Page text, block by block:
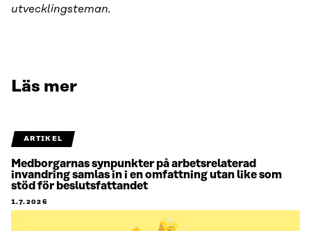
utvecklingsteman.
Läs mer
ARTIKEL
Medborgarnas synpunkter på arbetsrelaterad
invandring samlas in i en omfattning utan like som
stöd för beslutsfattandet
1.7.2026